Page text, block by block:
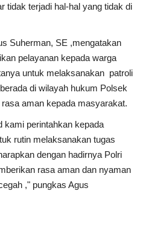
tidak terjadi hal-hal yang tidak di
Suherman, SE ,mengatakan
pelayanan kepada warga
untuk melaksanakan patroli
di wilayah hukum Polsek
aman kepada masyarakat.
kami perintahkan kepada
rutin melaksanakan tugas
dengan hadirnya Polri
rasa aman dan nyaman
," pungkas Agus